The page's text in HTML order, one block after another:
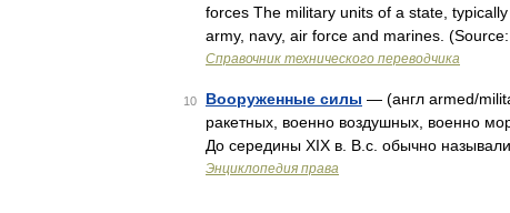
forces The military units of a state,
army, navy, air force and marines.
Справочник технического переводчика
10 Вооруженные силы — (англ armed/
ракетных, военно воздушных, военно
До середины XIX в. В.с. обычно
Энциклопедия права